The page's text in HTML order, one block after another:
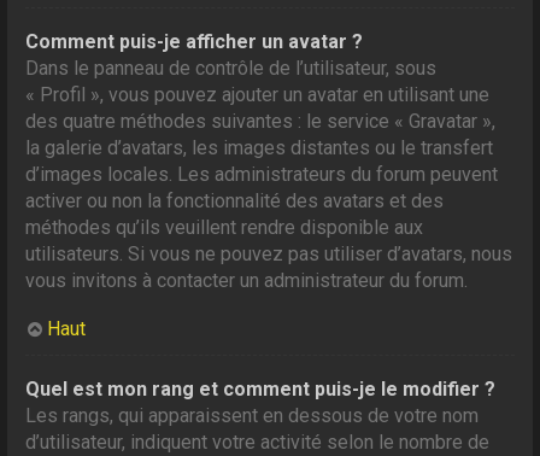
Comment puis-je afficher un avatar ?
Dans le panneau de contrôle de l’utilisateur, sous
« Profil », vous pouvez ajouter un avatar en utilisant une
des quatre méthodes suivantes : le service « Gravatar »,
la galerie d’avatars, les images distantes ou le transfert
d’images locales. Les administrateurs du forum peuvent
activer ou non la fonctionnalité des avatars et des
méthodes qu’ils veuillent rendre disponible aux
utilisateurs. Si vous ne pouvez pas utiliser d’avatars, nous
vous invitons à contacter un administrateur du forum.
Haut
Quel est mon rang et comment puis-je le modifier ?
Les rangs, qui apparaissent en dessous de votre nom
d’utilisateur, indiquent votre activité selon le nombre de